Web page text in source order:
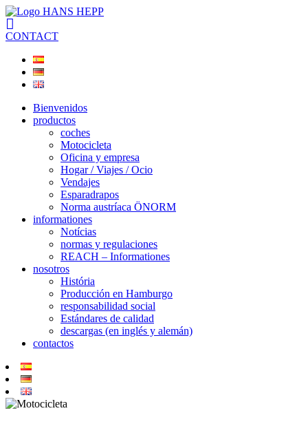
CONTACT
Bienvenidos
productos
coches
Motocicleta
Oficina y empresa
Hogar / Viajes / Ocio
Vendajes
Esparadrapos
Norma austríaca ÖNORM
informationes
Notícias
normas y regulaciones
REACH – Informationes
nosotros
História
Producción en Hamburgo
responsabilidad social
Estándares de calidad
descargas (en inglés y alemán)
contactos